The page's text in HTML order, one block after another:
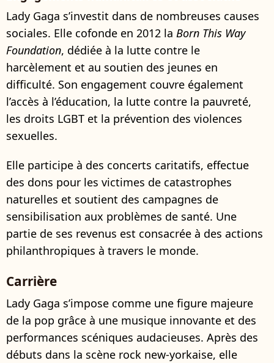
Lady Gaga s’investit dans de nombreuses causes
sociales. Elle cofonde en 2012 la Born This Way
Foundation, dédiée à la lutte contre le
harcèlement et au soutien des jeunes en
difficulté. Son engagement couvre également
l’accès à l’éducation, la lutte contre la pauvreté,
les droits LGBT et la prévention des violences
sexuelles.
Elle participe à des concerts caritatifs, effectue
des dons pour les victimes de catastrophes
naturelles et soutient des campagnes de
sensibilisation aux problèmes de santé. Une
partie de ses revenus est consacrée à des actions
philanthropiques à travers le monde.
Carrière
Lady Gaga s’impose comme une figure majeure
de la pop grâce à une musique innovante et des
performances scéniques audacieuses. Après des
débuts dans la scène rock new-yorkaise, elle